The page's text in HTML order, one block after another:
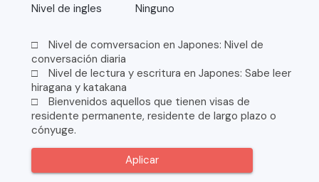
Nivel de ingles
Ninguno
□ Nivel de comversacion en Japones: Nivel de
conversación diaria
□ Nivel de lectura y escritura en Japones: Sabe leer
hiragana y katakana
□ Bienvenidos aquellos que tienen visas de
residente permanente, residente de largo plazo o
cónyuge.
Aplicar